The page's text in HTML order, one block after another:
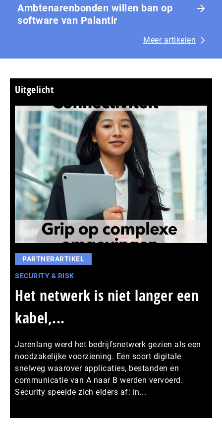
Ambtenarenbonden willen ban op
software van Palantir
Meer artikelen
Uitgelicht
PARTNERARTIKEL
SECURITY & RISK
Het netwerk is niet langer een
kabel,...
Jarenlang werd het bedrijfsnetwerk gezien als een
noodzakelijke voorziening. Een soort digitale
snelweg waarover applicaties, bestanden en
communicatie van A naar B werden vervoerd.
Security speelde zich elders af: in...